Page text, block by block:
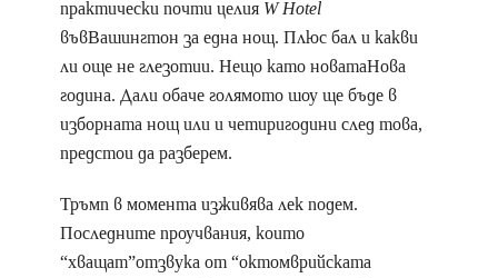
практически почти целия W Hotel
въвВашингтон за една нощ. Плюс бал и какви
ли още не глезотии. Нещо като новатаНова
година. Дали обаче голямото шоу ще бъде в
изборната нощ или и четиригодини след това,
предстои да разберем.
Тръмп в момента изживява лек подем.
Последните проучвания, които
“хващат”отзвука от “октомврийската